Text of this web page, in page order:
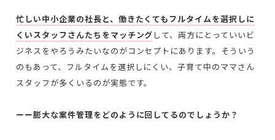
忙しい中小企業の社長と、働きたくてもフルタイムを選択しに
くいスタッフさんたちをマッチング して、両方にとっていいビ
ジネスをやろうみたいなのがコンセプトにあります。そういう
のもあって、フルタイムを選択しにくい、子育て中のママさん
スタッフが多くいるのが実態です。
ーー膨大な案件管理をどのように回してるのでしょうか？